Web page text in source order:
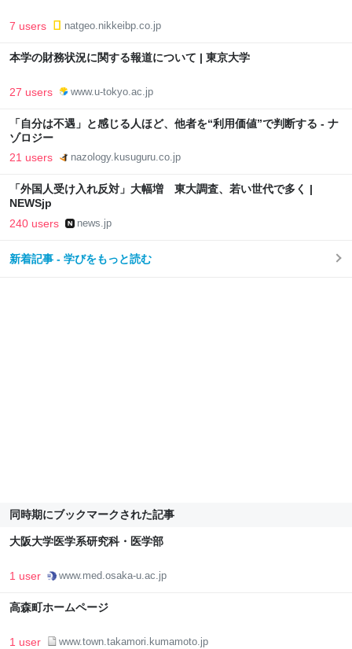
7 users natgeo.nikkeibp.co.jp
本学の財務状況に関する報道について | 東京大学
27 users www.u-tokyo.ac.jp
「自分は不遇」と感じる人ほど、他者を“利用価値”で判断する - ナ
ゾロジー
21 users nazology.kusuguru.co.jp
「外国人受け入れ反対」大幅増 東大調査、若い世代で多く |
NEWSjp
240 users news.jp
新着記事 - 学びをもっと読む
同時期にブックマークされた記事
大阪大学医学系研究科・医学部
1 user www.med.osaka-u.ac.jp
高森町ホームページ
1 user www.town.takamori.kumamoto.jp